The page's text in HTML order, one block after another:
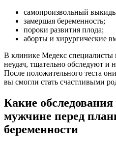
самопроизвольный
замершая беременность;
пороки развития плода;
аборты и хирургические
В клинике Медекс специалисты
неудач, тщательно обследуют и
После положительного теста
вы смогли стать счастливыми
Какие
мужчине перед
беременности